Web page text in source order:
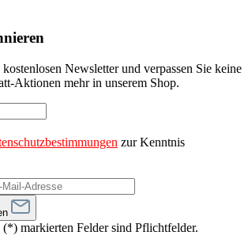
Newsletter und verpassen Sie keine
Aktionen mehr in unserem Shop.
zur Kenntnis
markierten Felder sind Pflichtfelder.